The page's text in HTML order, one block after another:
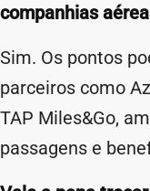
companhias
Sim. Os pontos
parceiros como
TAP Miles&Go,
passagens e